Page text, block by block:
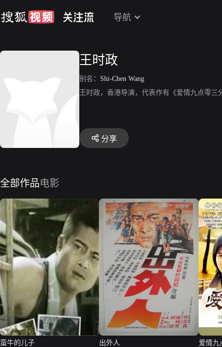
导航
王时政
别名： Shi-Chen Wang
王时政，香港导演，代表作有《爱情九点零
分享
全部作品电影
蛮牛的儿子
出外人
爱情九